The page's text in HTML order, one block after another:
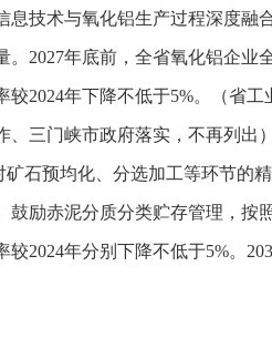
技术与氧化铝生产过程深度融
2027年底前，全省氧化铝企
2024年下降不低于5%。（省
三门峡市政府落实，不再列出）
石预均化、分选加工等环节的
励赤泥分质分类贮存管理，
2024年分别下降不低于5%。